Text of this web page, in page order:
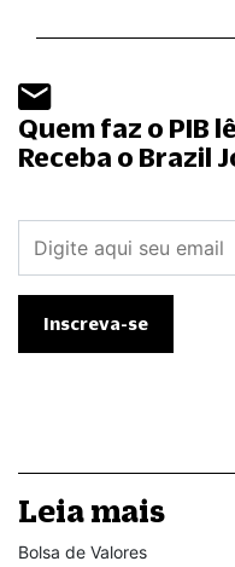
Quem faz o PIB
Receba o Brazil
Leia mais
Bolsa de Valores